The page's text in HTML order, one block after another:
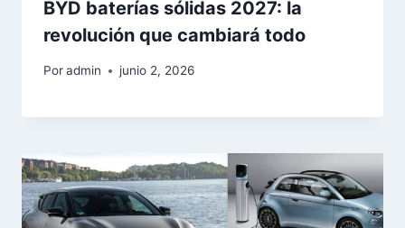
BYD baterías sólidas 2027: la
revolución que cambiará todo
Poradmin junio 2, 2026